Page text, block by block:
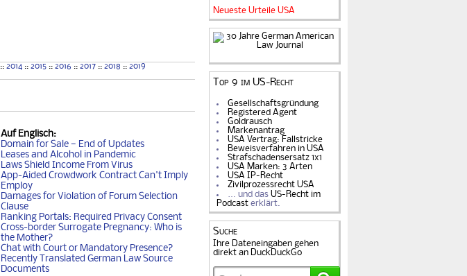
:: 2014 :: 2015 :: 2016 :: 2017 :: 2018 :: 2019
Auf Englisch:
Domain for Sale — End of Updates
Leases and Alcohol in Pandemic
Laws Shield Income From Virus
App-Aided Crowdwork Contract Can't Imply
Employ
Damages for Violation of Forum Selection
Clause
Ranking Portals: Required Privacy Consent
Cross-border Surrogate Pregnancy: Who is
the Mother?
Chat with Court or Mandatory Presence?
Recently Translated German Law Source
Documents
Neueste Urteile USA
Top 9 im US-Recht
Gesellschaftsgründung
Registered Agent
Goldrausch
Markenantrag
USA Vertrag: Fallstricke
Beweisverfahren in USA
Strafschadensersatz 1x1
USA Marken: 3 Arten
USA IP-Recht
Zivilprozessrecht USA
… und dasUS-Recht im
Podcast erklärt.
Suche
Ihre Dateneingaben gehen
direkt an DuckDuckGo